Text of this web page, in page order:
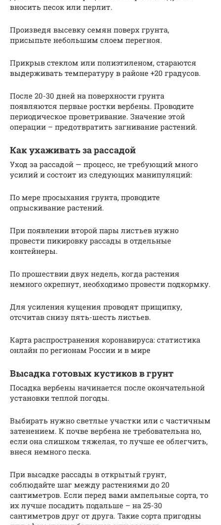
вносить песок или перлит.
Произведя высевку семян поверх грунта,
присыпьте небольшим слоем перегноя.
Прикрыв стеклом или полиэтиленом, стараются
выдерживать температуру в районе +20 градусов.
После 20-30 дней на поверхности грунта
появляются первые ростки вербены. Проводите
периодическое проветривание. Значение этой
операции – предотвратить загнивание растений.
Как ухаживать за рассадой
Уход за рассадой — процесс, не требующий много
усилий и состоит из следующих манипуляций:
По мере просыхания грунта, проводите
опрыскивание растений.
При появлении второй пары листьев нужно
провести пикировку рассады в отдельные
контейнеры.
По прошествии двух недель, когда растения
немного окрепнут, необходимо провести подкормку.
Для усиления кущения проводят прищипку,
отсчитав снизу пять-шесть листьев.
Карта распространения коронавируса: статистика
онлайн по регионам России и в мире
Высадка готовых кустиков в грунт
Посадка вербены начинается после окончательной
установки теплой погоды.
Выбирать нужно светлые участки или с частичным
затенением. К почве вербена не требовательна но,
если она слишком тяжелая, то лучше ее облегчить,
внеся немного песка.
При высадке рассады в открытый грунт,
соблюдайте шаг между растениями до 20
сантиметров. Если перед вами ампельные сорта, то
их лучше посадить подальше – на 25-30
сантиметров друг от друга. Такие сорта пригодны